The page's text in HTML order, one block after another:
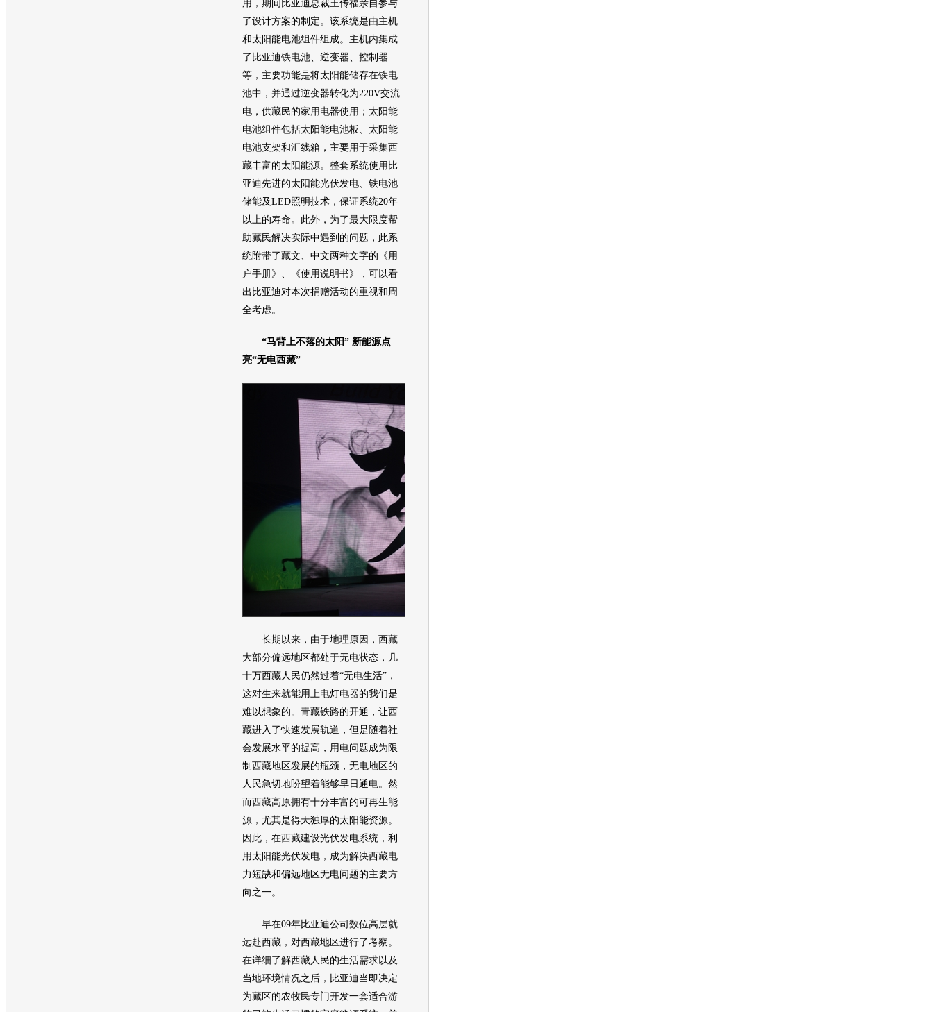
用，期间 比亚迪总裁王传福亲自参与
了设计方案的制定。该系统是由主机
和太阳能电池组件组成。主机内集成
了 比亚迪铁电池、逆变器、控制器
等，主要功能是将太阳能储存在铁电
池中，并通过逆变器转化为220V交流
电，供藏民的家用电器使用；太阳能
电池组件包括太阳能电池板、太阳能
电池支架和汇线箱，主要用于采集西
藏丰富的太阳能源。整套系统使用 比
亚迪先进的太阳能光伏发电、铁电池
储能及LED照明技术，保证系统20年
以上的寿命。此外，为了最大限度帮
助藏民解决实际中遇到的问题，此系
统附带了藏文、中文两种文字的《用
户手册》、《使用说明书》，可以看
出 比亚迪对本次捐赠活动的重视和周
全考虑。
“马背上不落的太阳” 新能源点
亮“无电西藏”
长期以来，由于地理原因，西藏
大部分偏远地区都处于无电状态，几
十万西藏人民仍然过着“无电生活”，
这对生来就能用上电灯电器的我们是
难以想象的。青藏铁路的开通，让西
藏进入了快速发展轨道，但是随着社
会发展水平的提高，用电问题成为限
制西藏地区发展的瓶颈，无电地区的
人民急切地盼望着能够早日通电。然
而西藏高原拥有十分丰富的可再生能
源，尤其是得天独厚的太阳能资源。
因此，在西藏建设光伏发电系统，利
用太阳能光伏发电，成为解决西藏电
力短缺和偏远地区无电问题的主要方
向之一。
早在09年比亚迪公司数位高层就
远赴西藏，对西藏地区进行了考察。
在详细了解西藏人民的生活需求以及
当地环境情况之后， 比亚迪当即决定
为藏区的农牧民专门开发一套适合游